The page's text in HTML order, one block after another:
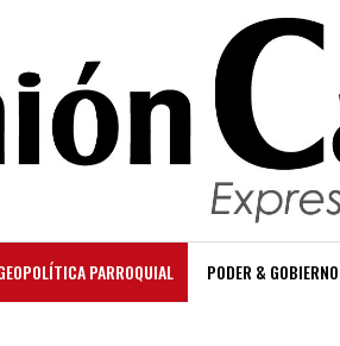
PARROQUIAL PODER & GOBIERNO